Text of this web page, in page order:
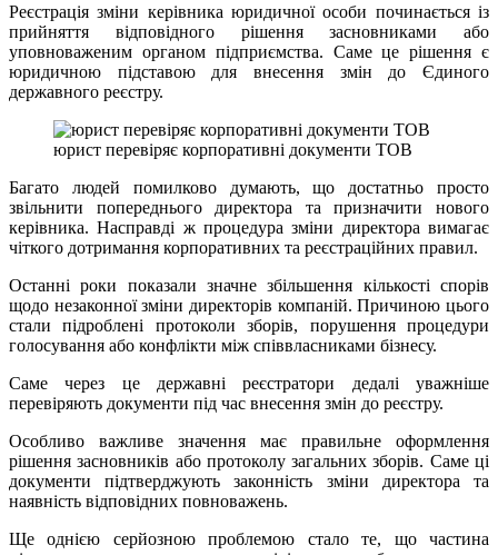
Реєстрація зміни керівника юридичної особи починається із
прийняття відповідного рішення засновниками або
уповноваженим органом підприємства. Саме це рішення є
юридичною підставою для внесення змін до Єдиного
державного реєстру.
юрист перевіряє корпоративні документи ТОВ
Багато людей помилково думають, що достатньо просто
звільнити попереднього директора та призначити нового
керівника. Насправді ж процедура зміни директора вимагає
чіткого дотримання корпоративних та реєстраційних правил.
Останні роки показали значне збільшення кількості спорів
щодо незаконної зміни директорів компаній. Причиною цього
стали підроблені протоколи зборів, порушення процедури
голосування або конфлікти між співвласниками бізнесу.
Саме через це державні реєстратори дедалі уважніше
перевіряють документи під час внесення змін до реєстру.
Особливо важливе значення має правильне оформлення
рішення засновників або протоколу загальних зборів. Саме ці
документи підтверджують законність зміни директора та
наявність відповідних повноважень.
Ще однією серйозною проблемою стало те, що частина